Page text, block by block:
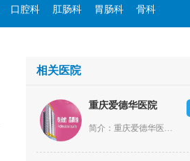
口腔科 肛肠科 胃肠科 骨科
相关医院
重庆爱德华医院
简介：重庆爱德华医院依照“高新全，优中优”的大专科小综合模式发展，设立了男科、不孕不育科、妇产科、肛肠科、医疗美容科、肝病科、内科、外科、耳鼻喉科、体检科等20余个科室。